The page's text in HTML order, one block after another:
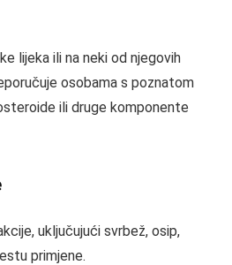
lijeka ili na neki od njegovih
osobama s poznatom
ili druge komponente
uključujući svrbež, osip,
primjene.